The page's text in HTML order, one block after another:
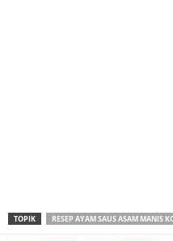
TOPIK RESEP AYAM SAUS ASAM MANIS